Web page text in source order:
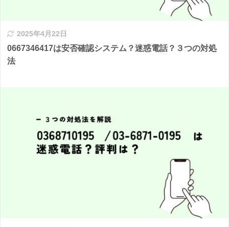
2025年4月22日
0667346417は安否確認システム？迷惑電話？３つの対処
法